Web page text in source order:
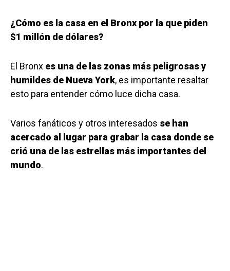
¿Cómo es la casa en el Bronx por la que piden
$1 millón de dólares?
El Bronx es una de las zonas más peligrosas y
humildes de Nueva York, es importante resaltar
esto para entender cómo luce dicha casa.
Varios fanáticos y otros interesados se han
acercado al lugar para grabar la casa donde se
crió una de las estrellas más importantes del
mundo.